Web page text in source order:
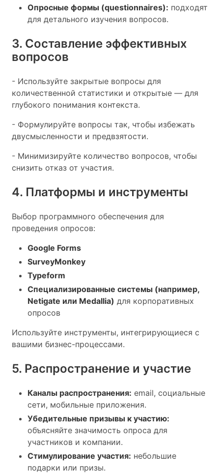
Опросные формы (questionnaires): подходят
для детального изучения вопросов.
3. Составление эффективных
вопросов
- Используйте закрытые вопросы для
количественной статистики и открытые — для
глубокого понимания контекста.
- Формулируйте вопросы так, чтобы избежать
двусмысленности и предвзятости.
- Минимизируйте количество вопросов, чтобы
снизить отказ от участия.
4. Платформы и инструменты
Выбор программного обеспечения для
проведения опросов:
Google Forms
SurveyMonkey
Typeform
Специализированные системы (например,
Netigate или Medallia) для корпоративных
опросов
Используйте инструменты, интегрирующиеся с
вашими бизнес-процессами.
5. Распространение и участие
Каналы распространения: email, социальные
сети, мобильные приложения.
Убедительные призывы к участию:
объясняйте значимость опроса для
участников и компании.
Стимулирование участия: небольшие
подарки или призы.